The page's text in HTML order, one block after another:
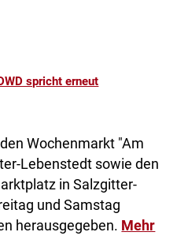
spricht erneut
Wochenmarkt "Am
Lebenstedt sowie den
in Salzgitter-
und Samstag
herausgegeben. Mehr